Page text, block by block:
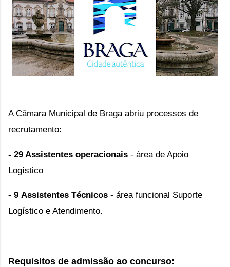
A Câmara Municipal de Braga abriu processos de
recrutamento:
- 29 Assistentes operacionais - área de Apoio
Logístico
- 9 Assistentes Técnicos - área funcional Suporte
Logístico e Atendimento.
Requisitos de admissão ao concurso: